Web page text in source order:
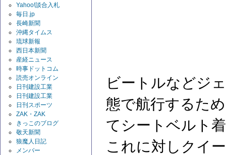
Yahoo!談合入札
毎日.jp
長崎新聞
沖縄タイムス
琉球新報
西日本新聞
産経ニュース
時事ドットコム
読売オンライン
日刊建設工業
日刊建設工業
日刊スポーツ
ZAK・ZAK
きっこのブログ
敬天新聞
狼魔人日記
メンバー
ビートルなどジ
態で航行するた
てシートベルト
これに対しクイ